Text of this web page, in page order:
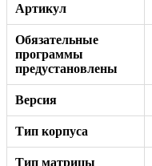
Артикул
Обязательные
программы
предустановлены
Версия
Тип корпуса
Тип матрицы